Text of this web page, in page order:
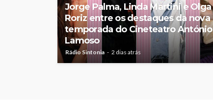
Jorge Palma, Linda Martini e Olga
Roriz entre os destaques da nova
temporada do Cineteatro António
Lamoso
Rádio Sintonia 2 dias atrás